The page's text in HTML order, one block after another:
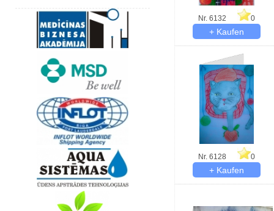
Nr. 6132 0
Nr. 6128 0